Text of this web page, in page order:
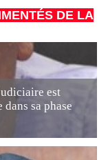
DE LA
est
sa phase